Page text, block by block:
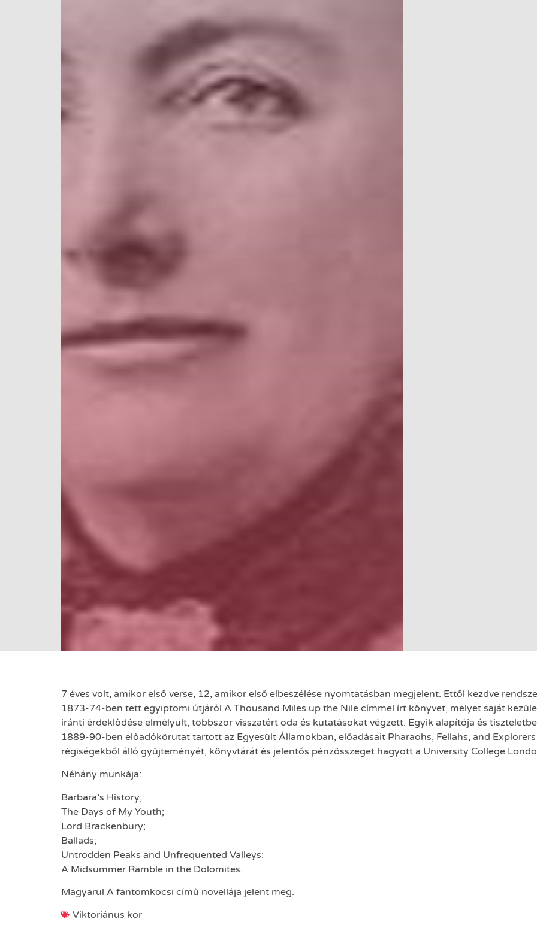
7 éves volt, amikor első verse, 12, amikor első elbeszélése nyomtatásban megjelent. Ettől kezdve
1873-74-ben tett egyiptomi útjáról A Thousand Miles up the Nile címmel írt könyvet, melyet saját
iránti érdeklődése elmélyült, többször visszatért oda és kutatásokat végzett. Egyik alapítója és
1889-90-ben előadókörutat tartott az Egyesült Államokban, előadásait Pharaohs, Fellahs, and
régiségekből álló gyűjteményét, könyvtárát és jelentős pénzösszeget hagyott a University College
Néhány munkája:
Barbara’s History;
The Days of My Youth;
Lord Brackenbury;
Ballads;
Untrodden Peaks and Unfrequented Valleys:
A Midsummer Ramble in the Dolomites.
Magyarul A fantomkocsi című novellája jelent meg.
Viktoriánus kor